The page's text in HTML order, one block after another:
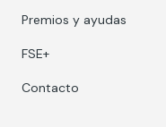
Premios y ayudas
FSE+
Contacto